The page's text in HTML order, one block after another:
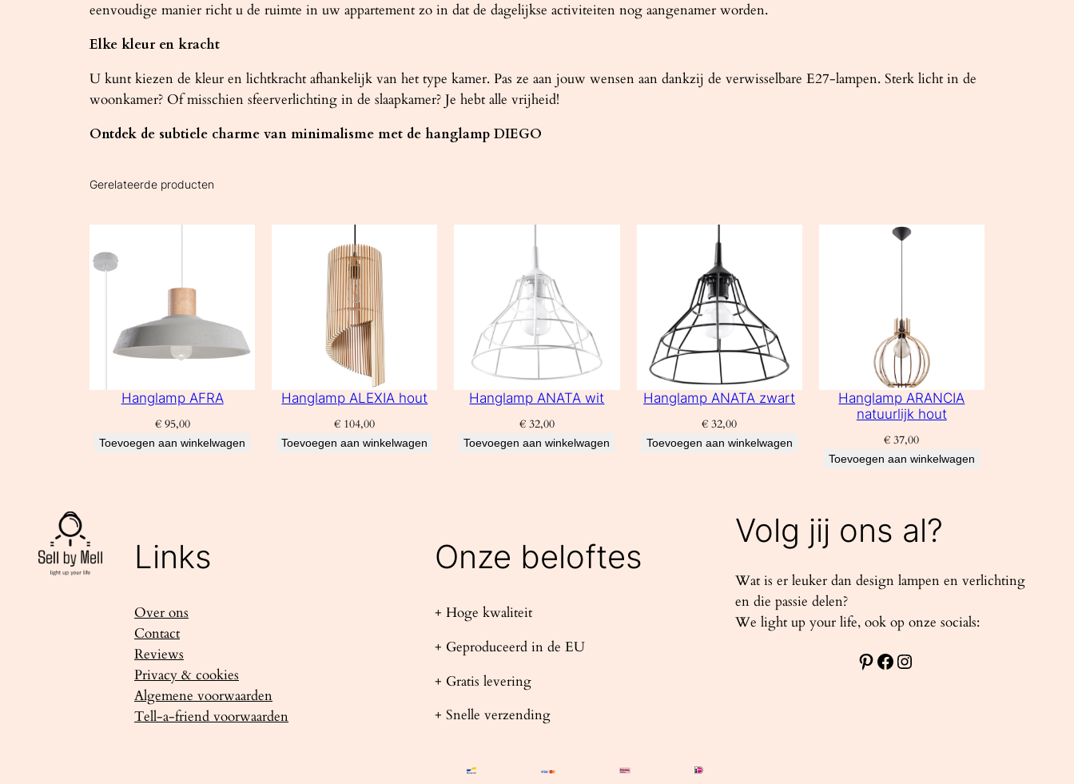
eenvoudige manier richt u de ruimte in uw appartement zo in dat de dagelijkse activiteiten nog aangenamer worden.
Elke kleur en kracht
U kunt kiezen de kleur en lichtkracht afhankelijk van het type kamer. Pas ze aan jouw wensen aan dankzij de verwisselbare E27-lampen. Sterk licht in de
woonkamer? Of misschien sfeerverlichting in de slaapkamer? Je hebt alle vrijheid!
Ontdek de subtiele charme van minimalisme met de hanglamp DIEGO
Gerelateerde producten
Hanglamp AFRA
€95,00
Toevoegen aan winkelwagen
Hanglamp ALEXIA hout
€ 104,00
Toevoegen aan winkelwagen
Hanglamp ANATA wit
€32,00
Toevoegen aan winkelwagen
Hanglamp ANATA zwart
€ 32,00
Toevoegen aan winkelwagen
Hanglamp ARANCIA
natuurlijk hout
€ 37,00
Toevoegen aan winkelwagen
Links
Over ons
Contact
Reviews
Privacy & cookies
Algemene voorwaarden
Tell-a-friend voorwaarden
Onze beloftes
+ Hoge kwaliteit
+ Geproduceerd in de EU
+ Gratis levering
+ Snelle verzending
Volg jij ons al?
Wat is er leuker dan design lampen en verlichting
en die passie delen?
We light up your life, ook op onze socials:
Pinterest Facebook Instagram